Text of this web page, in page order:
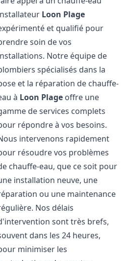
Loon Plage
et qualifié pour
soin de vos
Notre équipe de
spécialisés dans la
et la réparation de chauffe-
à Loon Plage offre une
de services complets
répondre à vos besoins.
intervenons rapidement
résoudre vos problèmes
chauffe-eau, que ce soit pour
installation neuve, une
ou une maintenance
Nos délais
sont très brefs,
dans les 24 heures,
minimiser les